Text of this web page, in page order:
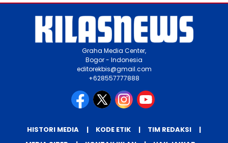
Graha Media Center,
Bogor - Indonesia
editorekbis@gmail.com
+628557777888
HISTORI MEDIA KODE ETIK
TIM REDAKSI